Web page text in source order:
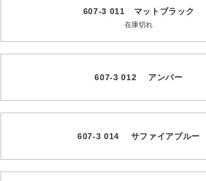
607-3 011 マットブラック
在庫切れ
607-3 012 アンバー
607-3 014 サファイアブルー